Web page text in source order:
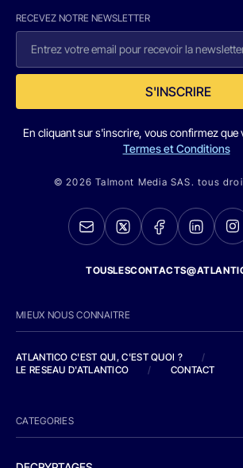
RECEVEZ NOTRE NEWSLETTER
S'INSCRIRE
En cliquant sur s'inscrire, vous confirmez que
Termes et Conditions
© 2026 Talmont Media SAS. tous
MIEUX NOUS CONNAITRE
ATLANTICO C'EST QUI, C'EST QUOI ?
/
LE RESEAU D'ATLANTICO
/ CONTACT
CATEGORIES